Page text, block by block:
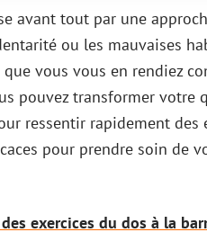
avant tout par une
ou les mauvaises
vous vous en rendiez
pouvez transformer votre
ressentir rapidement des
pour prendre soin de
exercices du dos à la